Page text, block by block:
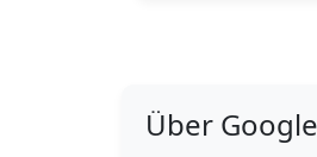
Über